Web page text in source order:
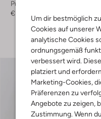
Um dir bestmöglich
Cookies auf unserer
analytische Cookies
ordnungsgemäß
verbessert wird.
platziert und
Marketing-Cookies,
Präferenzen zu
Angebote zu zeigen,
Zustimmung. Wenn
Pullover
€ 109,00